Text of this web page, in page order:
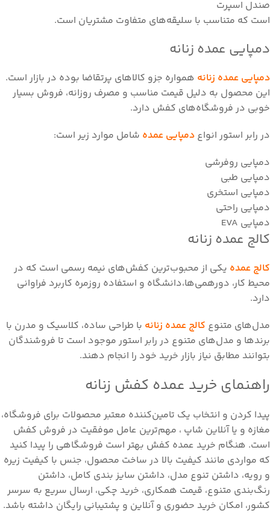
صندل اسپرت
است که متناسب با سلیقه‌های متفاوت مشتریان است.
دمپایی عمده زنانه
دمپایی عمده زنانه همواره جزو کالاهای پرتقاضا بوده در بازار است.
این محصول به دلیل قیمت مناسب و مصرف روزانه، فروش بسیار
خوبی در فروشگاه‌های کفش دارد.
در رابر استور انواع دمپایی عمده شامل موارد زیر است:
دمپایی روفرشی
دمپایی طبی
دمپایی استخری
دمپایی راحتی
دمپایی EVA
کالج عمده زنانه
کالج عمده یکی از محبوب‌ترین کفش‌های نیمه رسمی است که در
محیط کار، دورهمی‌ها،دانشگاه و استفاده روزمره کاربرد فراوانی
دارد.
مدل‌های متنوع کالج عمده زنانه با طراحی ساده، کلاسیک و مدرن با
برندها و مدل‌های متنوع در رابر استور موجود است تا فروشندگان
بتوانند مطابق نیاز بازار خرید خود را انجام دهند.
راهنمای خرید عمده کفش زنانه
پیدا کردن و انتخاب یک تامین‌کننده معتبر محصولات برای فروشگاه،
مغازه و یا آنلاین شاپ ، مهم‌ترین عامل موفقیت در فروش کفش
است. هنگام خرید عمده کفش بهتر است فروشگاهی را پیدا کنید
که مواردی مانند کیفیت بالا در ساخت محصول، جنس با کیفیت زیره
و رویه، داشتن تنوع مدل، داشتن سایز بندی کامل، داشتن
رنگ‌بندی متنوع، قیمت همکاری، خرید چکی، ارسال سریع به سرسر
کشور، امکان خرید حضوری و آنلاین و پشتیبانی رایگان داشته باشد.